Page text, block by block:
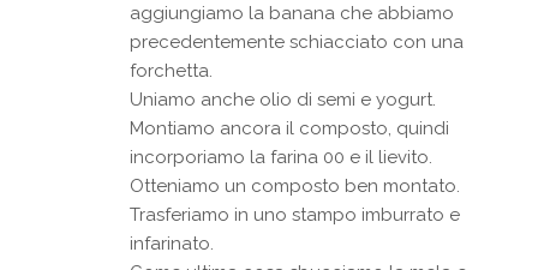
aggiungiamo la banana che abbiamo
precedentemente schiacciato con una
forchetta.
Uniamo anche olio di semi e yogurt.
Montiamo ancora il composto, quindi
incorporiamo la farina 00 e il lievito.
Otteniamo un composto ben montato.
Trasferiamo in uno stampo imburrato e
infarinato.